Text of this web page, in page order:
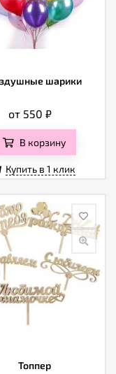
шарики
от 550₽
В корзину
Купить в 1 клик
Топпер